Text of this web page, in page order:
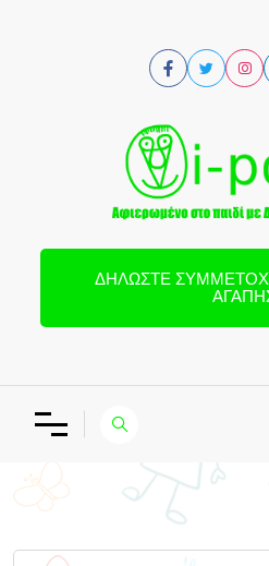
ΔΗΛΏΣΤΕ